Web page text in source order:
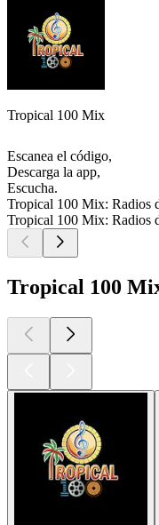
Tropical 100 Mix
Escanea el código,
Descarga la app,
Escucha.
Tropical 100 Mix: Radios
Tropical 100 Mix: Radios
Tropical 100